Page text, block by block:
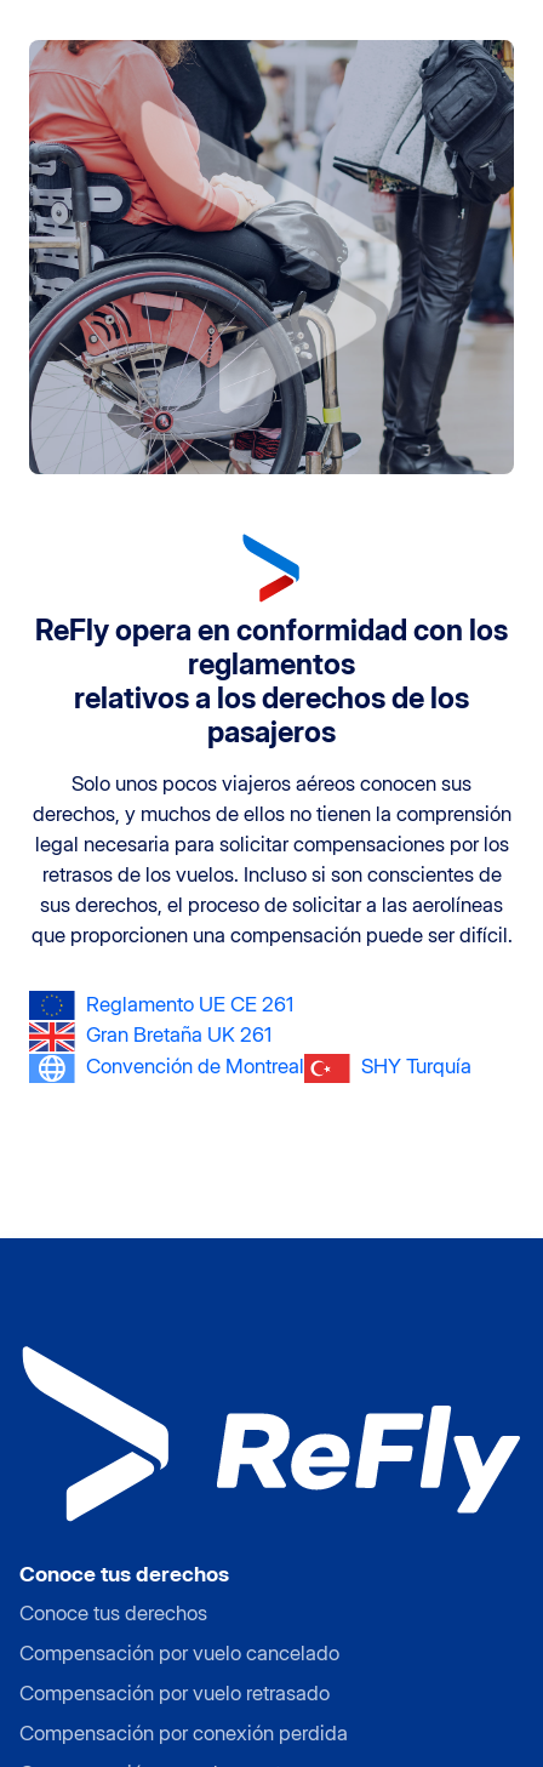
ReFly opera en conformidad con los
reglamentos
relativos a los derechos de los
pasajeros
Solo unos pocos viajeros aéreos conocen sus
derechos, y muchos de ellos no tienen la comprensión
legal necesaria para solicitar compensaciones por los
retrasos de los vuelos. Incluso si son conscientes de
sus derechos, el proceso de solicitar a las aerolíneas
que proporcionen una compensación puede ser difícil.
Reglamento UE CE 261
Gran Bretaña UK 261
Convención de Montreal
SHY Turquía
Conoce tus derechos
Conoce tus derechos
Compensación por vuelo cancelado
Compensación por vuelo retrasado
Compensación por conexión perdida